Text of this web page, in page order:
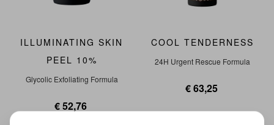
ILLUMINATING SKIN
PEEL 10%
Glycolic Exfoliating Formula
€ 52,76
COOL TENDERNESS
24H Urgent Rescue Formula
€ 63,25